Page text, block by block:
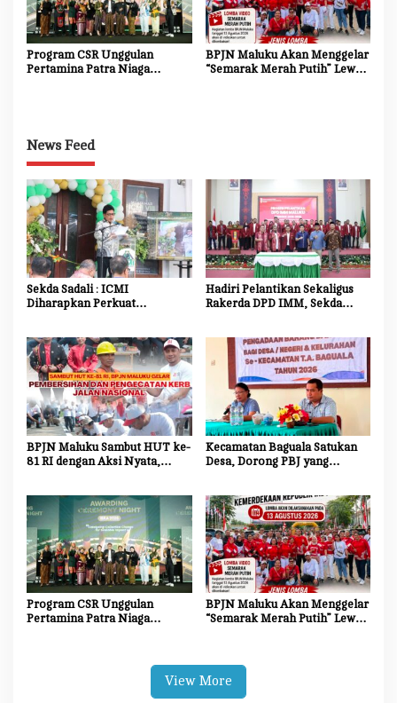
Program CSR Unggulan
Pertamina Patra Niaga
BPJN Maluku Akan Menggelar
“Semarak Merah Putih” Lewat
News Feed
Sekda Sadali : ICMI
Diharapkan Perkuat
Hadiri Pelantikan Sekaligus
Rakerda DPD IMM, Sekda
Mitra Strategis Pemerintah
BPJN Maluku Sambut HUT ke-
81 RI dengan Aksi Nyata,
Kecamatan Baguala Satukan
Desa, Dorong PBJ yang
Program CSR Unggulan
Pertamina Patra Niaga
BPJN Maluku Akan Menggelar
“Semarak Merah Putih” Lewat
View More